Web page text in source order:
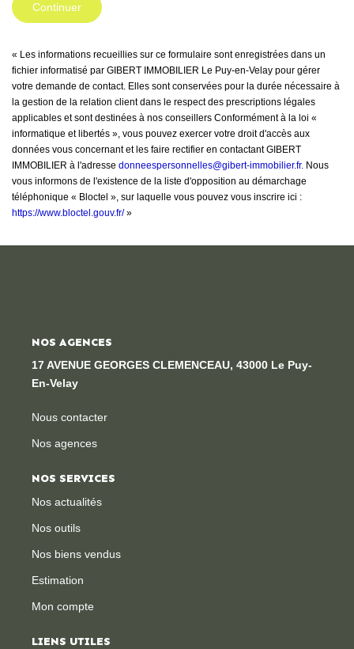
Continuer
« Les informations recueillies sur ce formulaire sont enregistrées dans un
fichier informatisé par GIBERT IMMOBILIER Le Puy-en-Velay pour gérer
votre demande de contact. Elles sont conservées pour la durée nécessaire à
la gestion de la relation client dans le respect des prescriptions légales
applicables et sont destinées à nos conseillers Conformément à la loi «
informatique et libertés », vous pouvez exercer votre droit d'accès aux
données vous concernant et les faire rectifier en contactant GIBERT
IMMOBILIER à l'adresse donneespersonnelles@gibert-immobilier.fr. Nous
vous informons de l'existence de la liste d'opposition au démarchage
téléphonique « Bloctel », sur laquelle vous pouvez vous inscrire ici :
https://www.bloctel.gouv.fr/»
NOS AGENCES
17 AVENUE GEORGES CLEMENCEAU, 43000 Le Puy-
En-Velay
Nous contacter
Nos agences
NOS SERVICES
Nos actualités
Nos outils
Nos biens vendus
Estimation
Mon compte
LIENS UTILES